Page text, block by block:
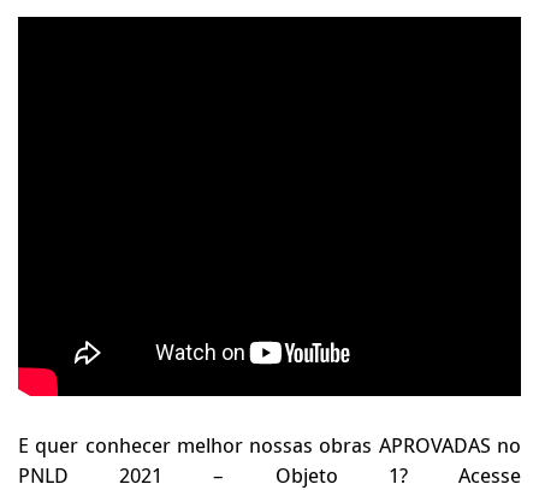
E quer conhecer melhor nossas obras APROVADAS no
PNLD 2021 – Objeto 1? Acesse